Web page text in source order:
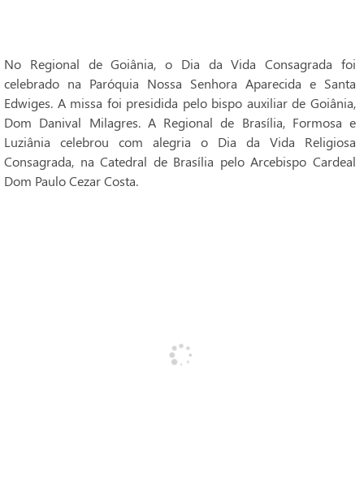
No Regional de Goiânia, o Dia da Vida Consagrada foi
celebrado na Paróquia Nossa Senhora Aparecida e Santa
Edwiges. A missa foi presidida pelo bispo auxiliar de Goiânia,
Dom Danival Milagres. A Regional de Brasília, Formosa e
Luziânia celebrou com alegria o Dia da Vida Religiosa
Consagrada, na Catedral de Brasília pelo Arcebispo Cardeal
Dom Paulo Cezar Costa.